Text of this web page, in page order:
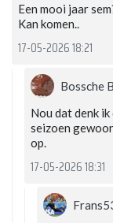
Een mooi jaar
Kan komen..
17-05-2026 18:21
Bossche
Nou dat denk
seizoen
op.
17-05-2026 18:31